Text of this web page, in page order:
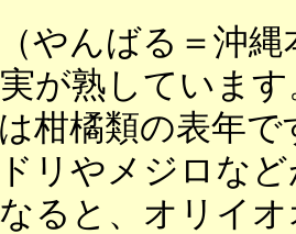
やんばる＝沖
が熟しています
柑橘類の表年で
リやメジロな
ると、オリイ